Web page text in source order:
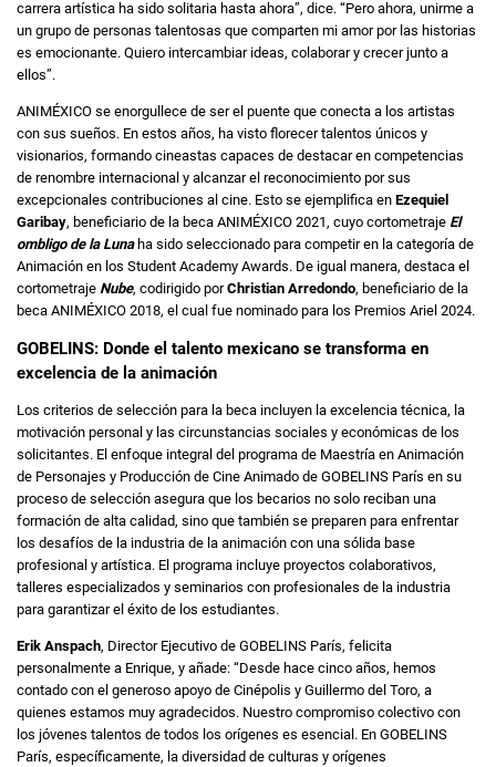
carrera artística ha sido solitaria hasta ahora”, dice. “Pero ahora, unirme a
un grupo de personas talentosas que comparten mi amor por las historias
es emocionante. Quiero intercambiar ideas, colaborar y crecer junto a
ellos”.
ANIMÉXICO se enorgullece de ser el puente que conecta a los artistas
con sus sueños. En estos años, ha visto florecer talentos únicos y
visionarios, formando cineastas capaces de destacar en competencias
de renombre internacional y alcanzar el reconocimiento por sus
excepcionales contribuciones al cine. Esto se ejemplifica en Ezequiel
Garibay, beneficiario de la beca ANIMÉXICO 2021, cuyo cortometraje El
ombligo de la Lunaha sido seleccionado para competir en la categoría de
Animación en los Student Academy Awards. De igual manera, destaca el
cortometraje Nube, codirigido porChristian Arredondo, beneficiario de la
beca ANIMÉXICO 2018, el cual fue nominado para los Premios Ariel 2024.
GOBELINS: Donde el talento mexicano se transforma en
excelencia de la animación
Los criterios de selección para la beca incluyen la excelencia técnica, la
motivación personal y las circunstancias sociales y económicas de los
solicitantes. El enfoque integral del programa de Maestría en Animación
de Personajes y Producción de Cine Animado de GOBELINS París en su
proceso de selección asegura que los becarios no solo reciban una
formación de alta calidad, sino que también se preparen para enfrentar
los desafíos de la industria de la animación con una sólida base
profesional y artística. El programa incluye proyectos colaborativos,
talleres especializados y seminarios con profesionales de la industria
para garantizar el éxito de los estudiantes.
Erik Anspach, Director Ejecutivo de GOBELINS París, felicita
personalmente a Enrique, y añade: “Desde hace cinco años, hemos
contado con el generoso apoyo de Cinépolis y Guillermo del Toro, a
quienes estamos muy agradecidos. Nuestro compromiso colectivo con
los jóvenes talentos de todos los orígenes es esencial. En GOBELINS
París, específicamente, la diversidad de culturas y orígenes